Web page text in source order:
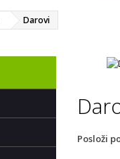
Darovi
Posloži